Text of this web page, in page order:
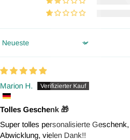
Sort by
Marion H.
Tolles Geschenk 🎁
Super tolles personalisierte
Abwicklung, vielen Dank!!